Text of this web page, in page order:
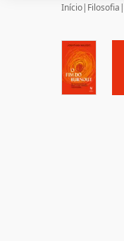
Início| Filosofia |